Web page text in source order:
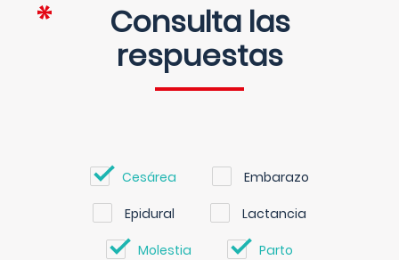
Consulta las
respuestas
Cesárea Embarazo
Epidural Lactancia
Molestia Parto